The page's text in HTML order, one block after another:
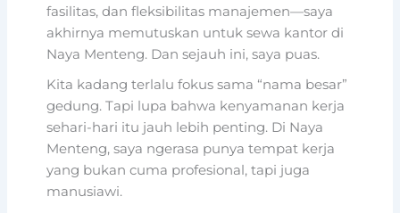
fasilitas, dan fleksibilitas manajemen—saya
akhirnya memutuskan untuk sewa kantor di
Naya Menteng. Dan sejauh ini, saya puas.
Kita kadang terlalu fokus sama “nama besar”
gedung. Tapi lupa bahwa kenyamanan kerja
sehari-hari itu jauh lebih penting. Di Naya
Menteng, saya ngerasa punya tempat kerja
yang bukan cuma profesional, tapi juga
manusiawi.